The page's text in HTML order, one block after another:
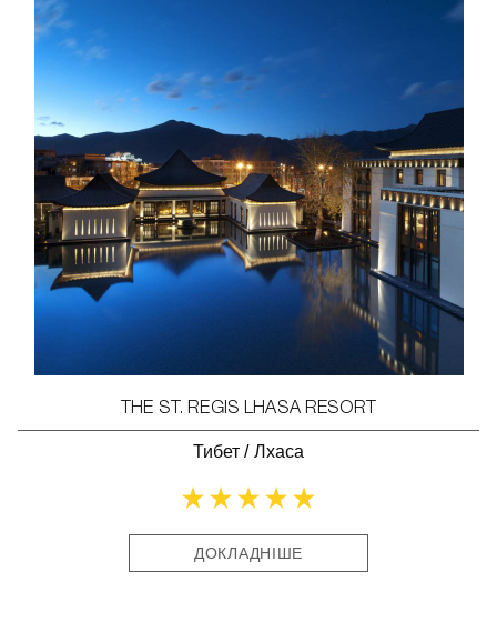
THE ST. REGIS LHASA RESORT
Тибет / Лхаса
ДОКЛАДНІШЕ